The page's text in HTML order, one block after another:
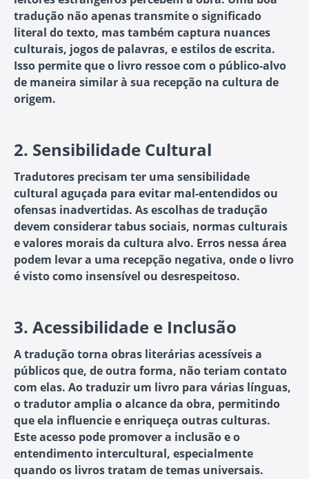
tradução não apenas transmite o significado
literal do texto, mas também captura nuances
culturais, jogos de palavras, e estilos de escrita.
Isso permite que o livro ressoe com o público-alvo
de maneira similar à sua recepção na cultura de
origem.
2. Sensibilidade Cultural
Tradutores precisam ter uma sensibilidade
cultural aguçada para evitar mal-entendidos ou
ofensas inadvertidas. As escolhas de tradução
devem considerar tabus sociais, normas culturais
e valores morais da cultura alvo. Erros nessa área
podem levar a uma recepção negativa, onde o livro
é visto como insensível ou desrespeitoso.
3. Acessibilidade e Inclusão
A tradução torna obras literárias acessíveis a
públicos que, de outra forma, não teriam contato
com elas. Ao traduzir um livro para várias línguas,
o tradutor amplia o alcance da obra, permitindo
que ela influencie e enriqueça outras culturas.
Este acesso pode promover a inclusão e o
entendimento intercultural, especialmente
quando os livros tratam de temas universais.